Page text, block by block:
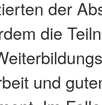
der
die
und